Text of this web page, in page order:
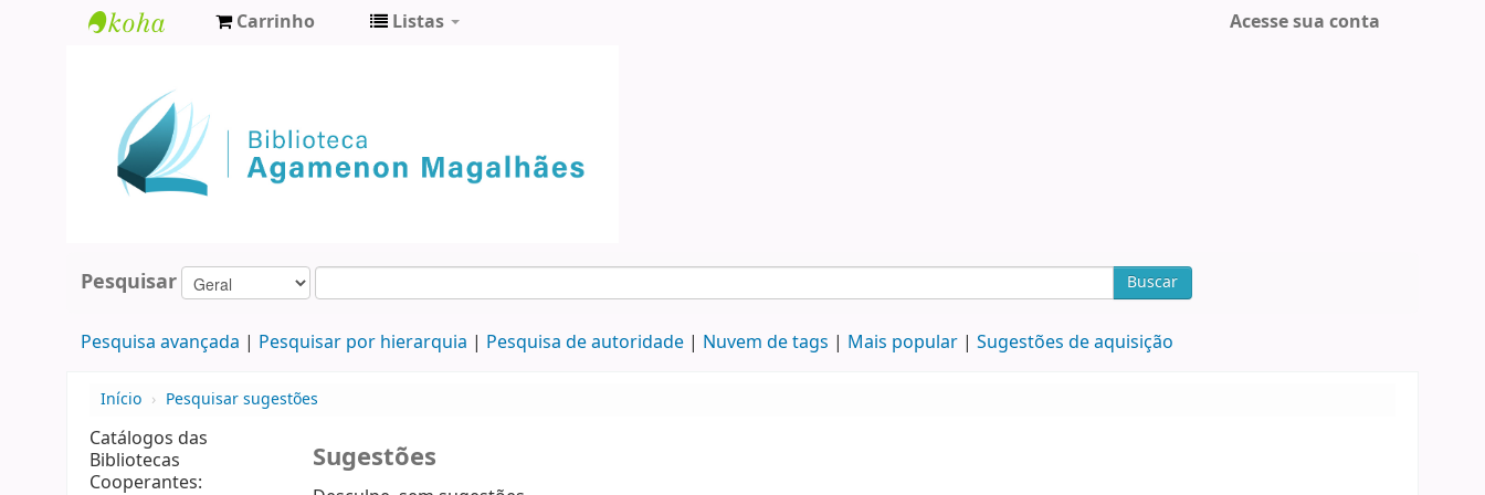
Agamenon
Magalhães
Carrinho Listas Acesse sua conta
Pesquisar Buscar
Pesquisa avançada Pesquisar por hierarquia Pesquisa de autoridade Nuvem de tags Mais popular Sugestões de aquisição
Início › Pesquisar sugestões
Catálogos das
Bibliotecas
Cooperantes:
Sugestões